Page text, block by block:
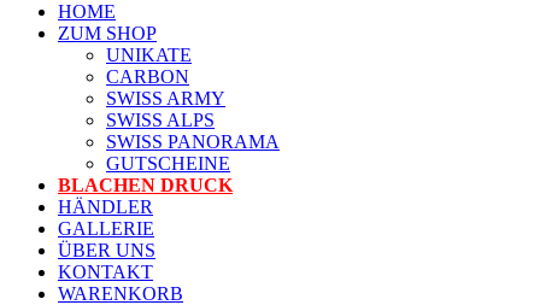
HOME
ZUM SHOP
UNIKATE
CARBON
SWISS ARMY
SWISS ALPS
SWISS PANORAMA
GUTSCHEINE
BLACHEN DRUCK
HÄNDLER
GALLERIE
ÜBER UNS
KONTAKT
WARENKORB